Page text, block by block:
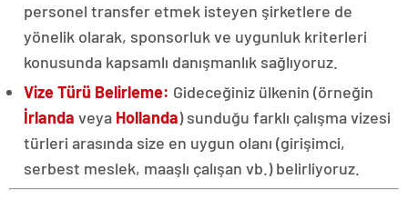
personel transfer etmek isteyen şirketlere de
yönelik olarak, sponsorluk ve uygunluk kriterleri
konusunda kapsamlı danışmanlık sağlıyoruz.
Vize Türü Belirleme: Gideceğiniz ülkenin (örneğin
İrlanda veya Hollanda) sunduğu farklı çalışma vizesi
türleri arasında size en uygun olanı (girişimci,
serbest meslek, maaşlı çalışan vb.) belirliyoruz.